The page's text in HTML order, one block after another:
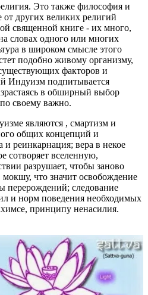
Это также философия и
других великих религий
священной книге - их много,
словах одного или многих
в широком смысле этого
подобно живому организму,
факторов и
Индуизм подпитывается
в обширный выбор
своему важно.
являются , смартизм и
общих концепций и
реинкарнация; вера в некое
сотворяет вселенную,
разрушает, чтобы заново
мокшу, что значит освобождение
перерождений; следование
и норм поведения необходимых
принципу ненасилия.